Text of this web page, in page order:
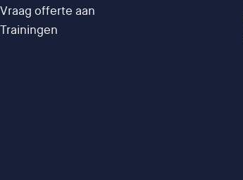
Vraag offerte aan
Trainingen